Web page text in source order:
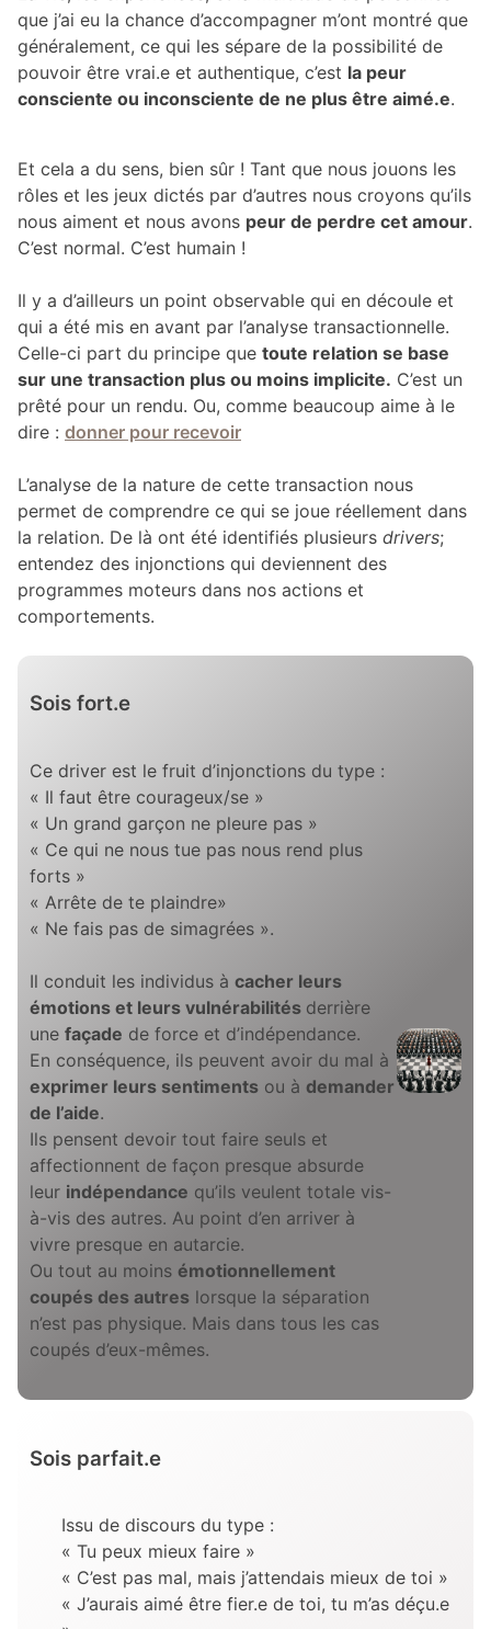
que j’ai eu la chance d’accompagner m’ont montré que
généralement, ce qui les sépare de la possibilité de
pouvoir être vrai.e et authentique, c’est la peur
consciente ou inconsciente de ne plus être aimé.e.
Et cela a du sens, bien sûr ! Tant que nous jouons les
rôles et les jeux dictés par d’autres nous croyons qu’ils
nous aiment et nous avons peur de perdre cet amour.
C’est normal. C’est humain !
Il y a d’ailleurs un point observable qui en découle et
qui a été mis en avant par l’analyse transactionnelle.
Celle-ci part du principe que toute relation se base
sur une transaction plus ou moins implicite. C’est un
prêté pour un rendu. Ou, comme beaucoup aime à le
dire : donner pour recevoir
L’analyse de la nature de cette transaction nous
permet de comprendre ce qui se joue réellement dans
la relation. De là ont été identifiés plusieurs drivers;
entendez des injonctions qui deviennent des
programmes moteurs dans nos actions et
comportements.
Sois fort.e
Ce driver est le fruit d’injonctions du type :
« Il faut être courageux/se »
« Un grand garçon ne pleure pas »
« Ce qui ne nous tue pas nous rend plus
forts »
« Arrête de te plaindre»
« Ne fais pas de simagrées ».
Il conduit les individus à cacher leurs
émotions et leurs vulnérabilités derrière
une façade de force et d’indépendance.
En conséquence, ils peuvent avoir du mal à
exprimer leurs sentimentsou à demander
de l’aide.
Ils pensent devoir tout faire seuls et
affectionnent de façon presque absurde
leur indépendance qu’ils veulent totale vis-
à-vis des autres. Au point d’en arriver à
vivre presque en autarcie.
Ou tout au moins émotionnellement
coupés des autreslorsque la séparation
n’est pas physique. Mais dans tous les cas
coupés d’eux-mêmes.
Sois parfait.e
Issu de discours du type :
« Tu peux mieux faire »
« C’est pas mal, mais j’attendais mieux de toi »
« J’aurais aimé être fier.e de toi, tu m’as déçu.e